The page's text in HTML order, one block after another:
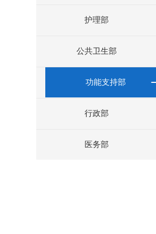
护理部
公共卫生部
功能支持部
行政部
医务部